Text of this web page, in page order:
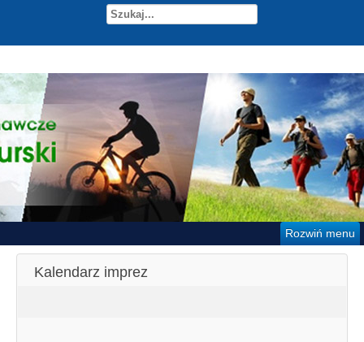
Rozwiń menu
Kalendarz imprez